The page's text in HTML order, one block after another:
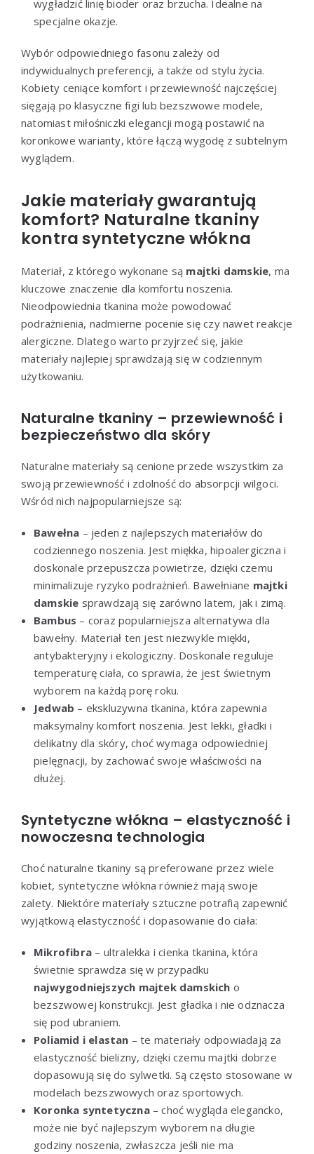
wygładzić linię bioder oraz brzucha. Idealne na
specjalne okazje.
Wybór odpowiedniego fasonu zależy od
indywidualnych preferencji, a także od stylu życia.
Kobiety ceniące komfort i przewiewność najczęściej
sięgają po klasyczne figi lub bezszwowe modele,
natomiast miłośniczki elegancji mogą postawić na
koronkowe warianty, które łączą wygodę z subtelnym
wyglądem.
Jakie materiały gwarantują
komfort? Naturalne tkaniny
kontra syntetyczne włókna
Materiał, z którego wykonane są majtki damskie, ma
kluczowe znaczenie dla komfortu noszenia.
Nieodpowiednia tkanina może powodować
podrażnienia, nadmierne pocenie się czy nawet reakcje
alergiczne. Dlatego warto przyjrzeć się, jakie
materiały najlepiej sprawdzają się w codziennym
użytkowaniu.
Naturalne tkaniny – przewiewność i
bezpieczeństwo dla skóry
Naturalne materiały są cenione przede wszystkim za
swoją przewiewność i zdolność do absorpcji wilgoci.
Wśród nich najpopularniejsze są:
Bawełna – jeden z najlepszych materiałów do
codziennego noszenia. Jest miękka, hipoalergiczna i
doskonale przepuszcza powietrze, dzięki czemu
minimalizuje ryzyko podrażnień. Bawełniane majtki
damskie sprawdzają się zarówno latem, jak i zimą.
Bambus – coraz popularniejsza alternatywa dla
bawełny. Materiał ten jest niezwykle miękki,
antybakteryjny i ekologiczny. Doskonale reguluje
temperaturę ciała, co sprawia, że jest świetnym
wyborem na każdą porę roku.
Jedwab – ekskluzywna tkanina, która zapewnia
maksymalny komfort noszenia. Jest lekki, gładki i
delikatny dla skóry, choć wymaga odpowiedniej
pielęgnacji, by zachować swoje właściwości na
dłużej.
Syntetyczne włókna – elastyczność i
nowoczesna technologia
Choć naturalne tkaniny są preferowane przez wiele
kobiet, syntetyczne włókna również mają swoje
zalety. Niektóre materiały sztuczne potrafią zapewnić
wyjątkową elastyczność i dopasowanie do ciała:
Mikrofibra – ultralekka i cienka tkanina, która
świetnie sprawdza się w przypadku
najwygodniejszych majtek damskich o
bezszwowej konstrukcji. Jest gładka i nie odznacza
się pod ubraniem.
Poliamid i elastan – te materiały odpowiadają za
elastyczność bielizny, dzięki czemu majtki dobrze
dopasowują się do sylwetki. Są często stosowane w
modelach bezszwowych oraz sportowych.
Koronka syntetyczna– choć wygląda elegancko,
może nie być najlepszym wyborem na długie
godziny noszenia, zwłaszcza jeśli nie ma